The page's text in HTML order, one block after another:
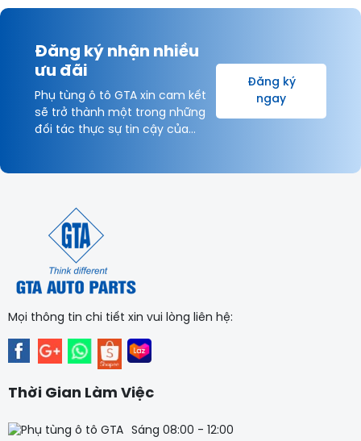
Đăng ký nhận nhiều
ưu đãi
Phụ tùng ô tô GTA xin cam kết
sẽ trở thành một trong những
đối tác thực sự tin cậy của
Đăng ký
ngay
Mọi thông tin chi tiết xin vui lòng liên hệ:
Thời Gian Làm Việc
Sáng 08:00 - 12:00